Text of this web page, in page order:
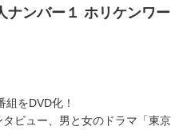
ナンバー１ ホリケンワー
をDVD化！
ビュー、男と女のドラマ「東京